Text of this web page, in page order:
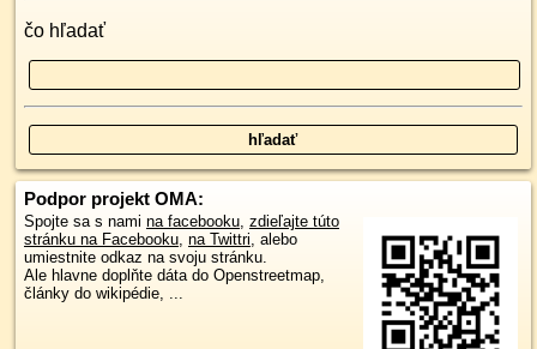
čo hľadať
Podpor projekt OMA:
Spojte sa s nami na facebooku, zdieľajte túto
stránku na Facebooku, na Twittri, alebo
umiestnite odkaz na svoju stránku.
Ale hlavne doplňte dáta do Openstreetmap,
články do wikipédie, ...